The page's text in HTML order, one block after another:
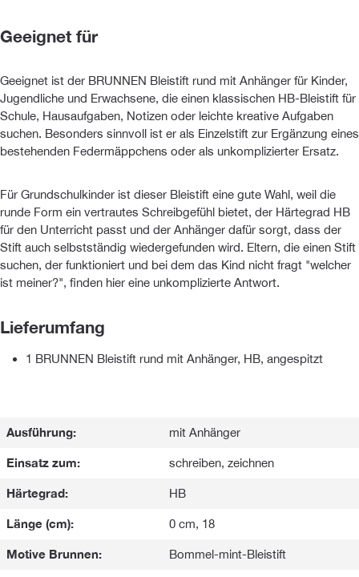
Geeignet für
Geeignet ist der BRUNNEN Bleistift rund mit Anhänger für Kinder,
Jugendliche und Erwachsene, die einen klassischen HB-Bleistift für
Schule, Hausaufgaben, Notizen oder leichte kreative Aufgaben
suchen. Besonders sinnvoll ist er als Einzelstift zur Ergänzung eines
bestehenden Federmäppchens oder als unkomplizierter Ersatz.
Für Grundschulkinder ist dieser Bleistift eine gute Wahl, weil die
runde Form ein vertrautes Schreibgefühl bietet, der Härtegrad HB
für den Unterricht passt und der Anhänger dafür sorgt, dass der
Stift auch selbstständig wiedergefunden wird. Eltern, die einen Stift
suchen, der funktioniert und bei dem das Kind nicht fragt "welcher
ist meiner?", finden hier eine unkomplizierte Antwort.
Lieferumfang
1 BRUNNEN Bleistift rund mit Anhänger, HB, angespitzt
Ausführung: mit Anhänger
Einsatz zum: schreiben, zeichnen
Härtegrad: HB
Länge (cm): 0 cm, 18
Motive Brunnen: Bommel-mint-Bleistift